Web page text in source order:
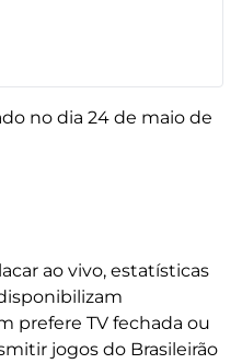
no dia 24 de maio de
ao vivo, estatísticas
prefere TV fechada ou
jogos do Brasileirão